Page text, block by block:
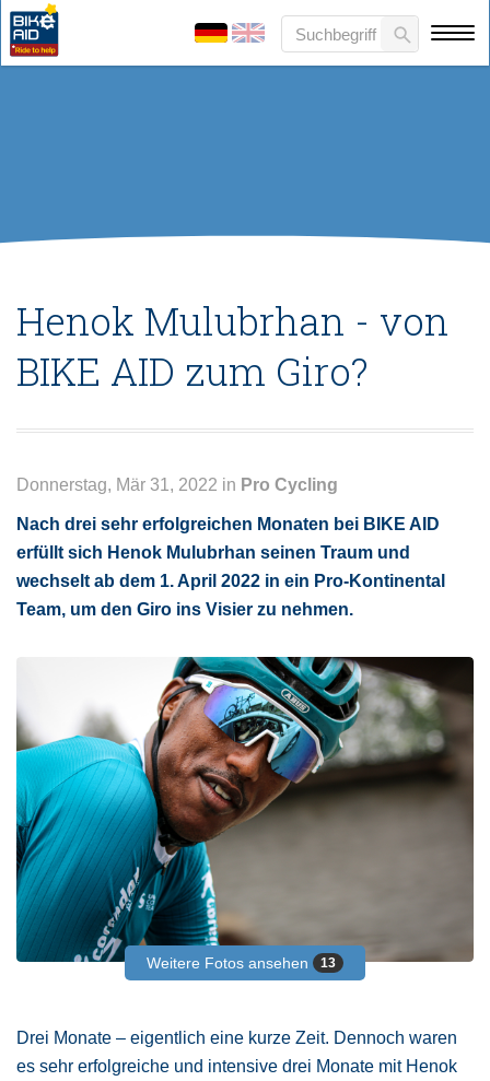
Henok Mulubrhan - von
BIKE AID zum Giro?
Donnerstag, Mär 31, 2022 in Pro Cycling
Nach drei sehr erfolgreichen Monaten bei BIKE AID
erfüllt sich Henok Mulubrhan seinen Traum und
wechselt ab dem 1. April 2022 in ein Pro-Kontinental
Team, um den Giro ins Visier zu nehmen.
Weitere Fotos ansehen 13
Drei Monate – eigentlich eine kurze Zeit. Dennoch waren
es sehr erfolgreiche und intensive drei Monate mit Henok